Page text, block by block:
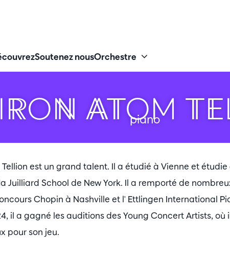
Soutenez nousOrchestre
ATOM
piano
Tellion est un grand talent. Il a étudié à Vienne et
Juilliard School de New York. Il a remporté de
Chopin à Nashville et l' Ettlingen International
il a gagné les auditions des Young Concert Artists,
pour son jeu.